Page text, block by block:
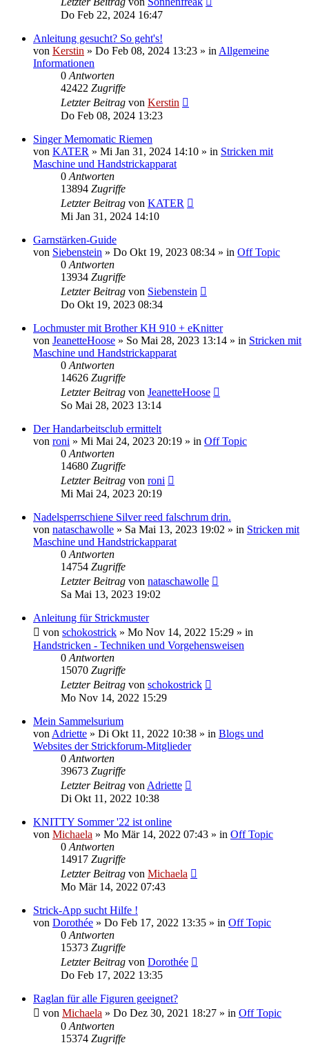
Do Feb 22, 2024 16:47
Anleitung gesucht? So geht's!
von Kerstin » Do Feb 08, 2024 13:23 » in Allgemeine
Informationen
0 Antworten
42422 Zugriffe
Letzter Beitrag von Kerstin
Do Feb 08, 2024 13:23
Singer Memomatic Riemen
von KATER » Mi Jan 31, 2024 14:10 » in Stricken mit
Maschine und Handstrickapparat
0 Antworten
13894 Zugriffe
Letzter Beitrag von KATER
Mi Jan 31, 2024 14:10
Garnstärken-Guide
von Siebenstein » Do Okt 19, 2023 08:34 » in Off Topic
0 Antworten
13934 Zugriffe
Letzter Beitrag von Siebenstein
Do Okt 19, 2023 08:34
Lochmuster mit Brother KH 910 + eKnitter
von JeanetteHoose » So Mai 28, 2023 13:14 » in Stricken mit
Maschine und Handstrickapparat
0 Antworten
14626 Zugriffe
Letzter Beitrag von JeanetteHoose
So Mai 28, 2023 13:14
Der Handarbeitsclub ermittelt
von roni » Mi Mai 24, 2023 20:19 » in Off Topic
0 Antworten
14680 Zugriffe
Letzter Beitrag von roni
Mi Mai 24, 2023 20:19
Nadelsperrschiene Silver reed falschrum drin.
von nataschawolle » Sa Mai 13, 2023 19:02 » in Stricken mit
Maschine und Handstrickapparat
0 Antworten
14754 Zugriffe
Letzter Beitrag von nataschawolle
Sa Mai 13, 2023 19:02
Anleitung für Strickmuster
von schokostrick » Mo Nov 14, 2022 15:29 » in
Handstricken - Techniken und Vorgehensweisen
0 Antworten
15070 Zugriffe
Letzter Beitrag von schokostrick
Mo Nov 14, 2022 15:29
Mein Sammelsurium
von Adriette » Di Okt 11, 2022 10:38 » in Blogs und
Websites der Strickforum-Mitglieder
0 Antworten
39673 Zugriffe
Letzter Beitrag von Adriette
Di Okt 11, 2022 10:38
KNITTY Sommer '22 ist online
von Michaela » Mo Mär 14, 2022 07:43 » in Off Topic
0 Antworten
14917 Zugriffe
Letzter Beitrag von Michaela
Mo Mär 14, 2022 07:43
Strick-App sucht Hilfe !
von Dorothée » Do Feb 17, 2022 13:35 » in Off Topic
0 Antworten
15373 Zugriffe
Letzter Beitrag von Dorothée
Do Feb 17, 2022 13:35
Raglan für alle Figuren geeignet?
von Michaela » Do Dez 30, 2021 18:27 » in Off Topic
0 Antworten
15374 Zugriffe